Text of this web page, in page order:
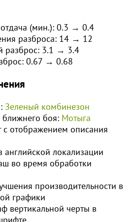
отдача (мин.): 0.3 → 0.4
разброса: 14 → 12
разброс: 3.1 → 3.4
0.67 → 0.68
Зеленый комбинезон
боя: Мотыга
с отображением описания
английской локализации
во время обработки
производительности в
графики
вертикальной черты в